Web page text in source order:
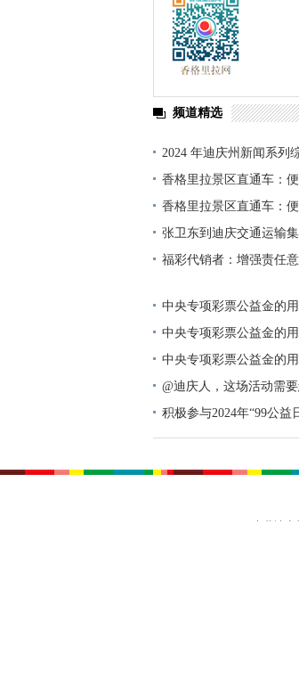
频道精选
2024 年迪庆州新闻系列
单公示
香格里拉景区直通车：
香格里拉景区直通车：
张卫东到迪庆交通运输
福彩代销者：增强责任
中央专项彩票公益金的
中央专项彩票公益金的
中央专项彩票公益金的
@迪庆人，这场活动需要
积极参与2024年“99公益
动倡议书